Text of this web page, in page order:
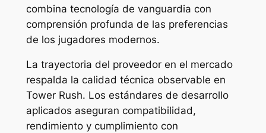
combina tecnología de vanguardia con
comprensión profunda de las preferencias
de los jugadores modernos.
La trayectoria del proveedor en el mercado
respalda la calidad técnica observable en
Tower Rush. Los estándares de desarrollo
aplicados aseguran compatibilidad,
rendimiento y cumplimiento con